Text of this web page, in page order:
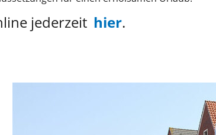
jederzeit hier.